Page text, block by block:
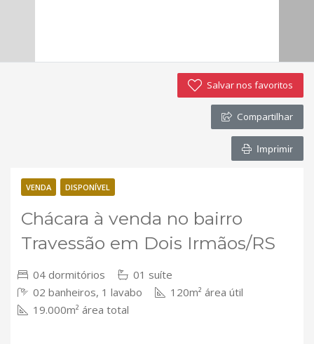
Salvar nos favoritos
Compartilhar
Imprimir
VENDA DISPONÍVEL
Chácara à venda no bairro
Travessão em Dois Irmãos/RS
04 dormitórios
01 suíte
02 banheiros, 1 lavabo
120m² área útil
19.000m² área total